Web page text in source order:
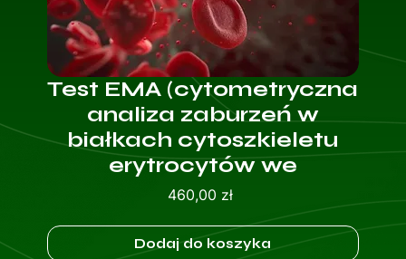
Test EMA (cytometryczna
analiza zaburzeń w
białkach cytoszkieletu
erytrocytów we
460,00 złCena
Dodaj do koszyka